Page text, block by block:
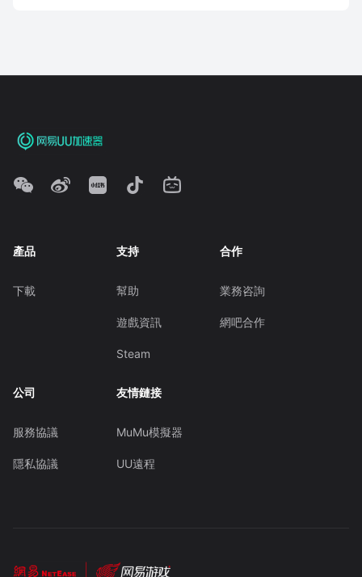
產品
下載
支持
幫助
遊戲資訊
Steam
合作
業務咨詢
網吧合作
公司
服務協議
隱私協議
友情鏈接
MuMu模擬器
UU遠程